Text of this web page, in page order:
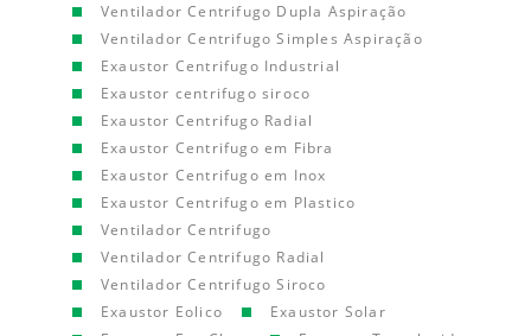
Ventilador Centrifugo Dupla Aspiração
Ventilador Centrifugo Simples Aspiração
Exaustor Centrifugo Industrial
Exaustor centrifugo siroco
Exaustor Centrifugo Radial
Exaustor Centrifugo em Fibra
Exaustor Centrifugo em Inox
Exaustor Centrifugo em Plastico
Ventilador Centrifugo
Ventilador Centrifugo Radial
Ventilador Centrifugo Siroco
Exaustor Eolico
Exaustor Solar